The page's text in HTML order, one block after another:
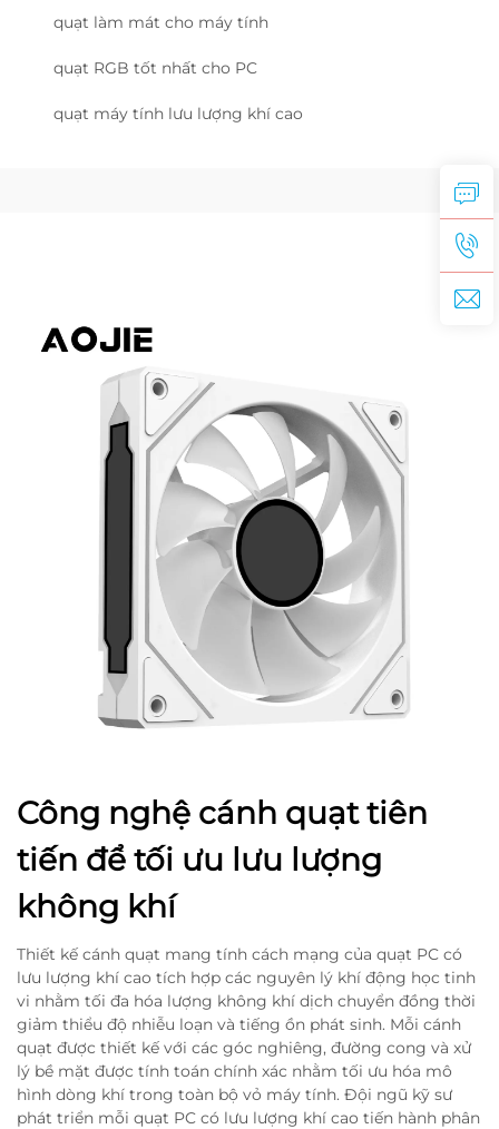
quạt làm mát cho máy tính
quạt RGB tốt nhất cho PC
quạt máy tính lưu lượng khí cao
Công nghệ cánh quạt tiên
tiến để tối ưu lưu lượng
không khí
Thiết kế cánh quạt mang tính cách mạng của quạt PC có
lưu lượng khí cao tích hợp các nguyên lý khí động học tinh
vi nhằm tối đa hóa lượng không khí dịch chuyển đồng thời
giảm thiểu độ nhiễu loạn và tiếng ồn phát sinh. Mỗi cánh
quạt được thiết kế với các góc nghiêng, đường cong và xử
lý bề mặt được tính toán chính xác nhằm tối ưu hóa mô
hình dòng khí trong toàn bộ vỏ máy tính. Đội ngũ kỹ sư
phát triển mỗi quạt PC có lưu lượng khí cao tiến hành phân